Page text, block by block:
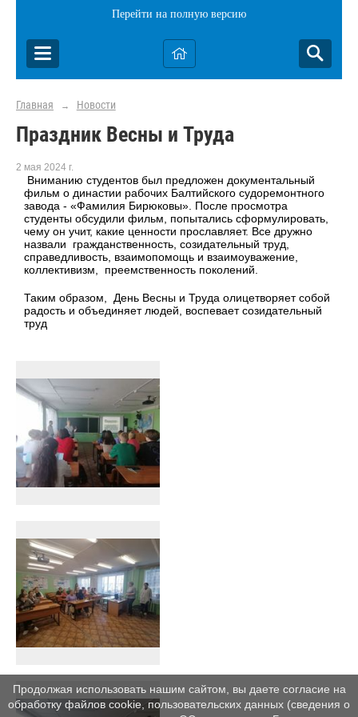
Перейти на полную версию
Главная → Новости
Праздник Весны и Труда
2 мая 2024 г.
Вниманию студентов был предложен документальный
фильм о династии рабочих Балтийского судоремонтного
завода - «Фамилия Бирюковы». После просмотра
студенты обсудили фильм, попытались сформулировать,
чему он учит, какие ценности прославляет. Все дружно
назвали гражданственность, созидательный труд,
справедливость, взаимопомощь и взаимоуважение,
коллективизм, преемственность поколений.
Таким образом, День Весны и Труда олицетворяет собой
радость и объединяет людей, воспевает созидательный
труд
Продолжая использовать нашим сайтом, вы даете согласие на
обработку файлов cookie, пользовательских данных (сведения о